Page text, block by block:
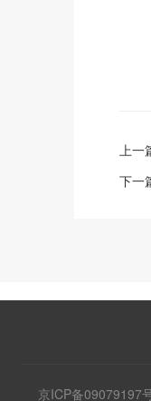
上一
下一
京ICP备09079197